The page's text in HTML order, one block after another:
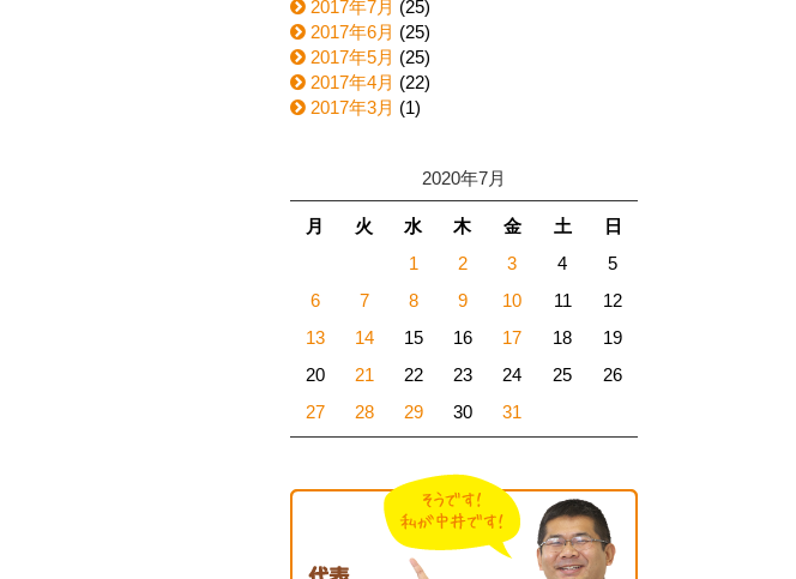
2017年7月 (25)
2017年6月 (25)
2017年5月 (25)
2017年4月 (22)
2017年3月 (1)
2020年7月
月 火 水 木 金 土
日
1
2 3 4
5
6
7 8 9 10 11
12
13
14 15 16 17 18
19
20
21 22 23 24 25
26
27
28 29 30 31